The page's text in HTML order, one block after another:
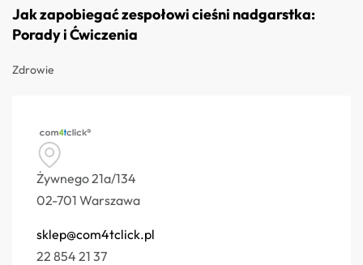
Jak zapobiegać zespołowi cieśni nadgarstka:
Porady i Ćwiczenia
Zdrowie
Żywnego 21a/134
02-701 Warszawa
sklep@com4tclick.pl
22 854 21 37